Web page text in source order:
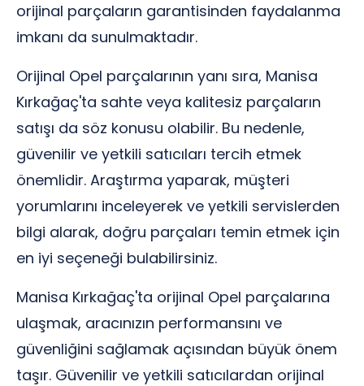
orijinal parçaların garantisinden faydalanma
imkanı da sunulmaktadır.
Orijinal Opel parçalarının yanı sıra, Manisa
Kırkağaç'ta sahte veya kalitesiz parçaların
satışı da söz konusu olabilir. Bu nedenle,
güvenilir ve yetkili satıcıları tercih etmek
önemlidir. Araştırma yaparak, müşteri
yorumlarını inceleyerek ve yetkili servislerden
bilgi alarak, doğru parçaları temin etmek için
en iyi seçeneği bulabilirsiniz.
Manisa Kırkağaç'ta orijinal Opel parçalarına
ulaşmak, aracınızın performansını ve
güvenliğini sağlamak açısından büyük önem
taşır. Güvenilir ve yetkili satıcılardan orijinal